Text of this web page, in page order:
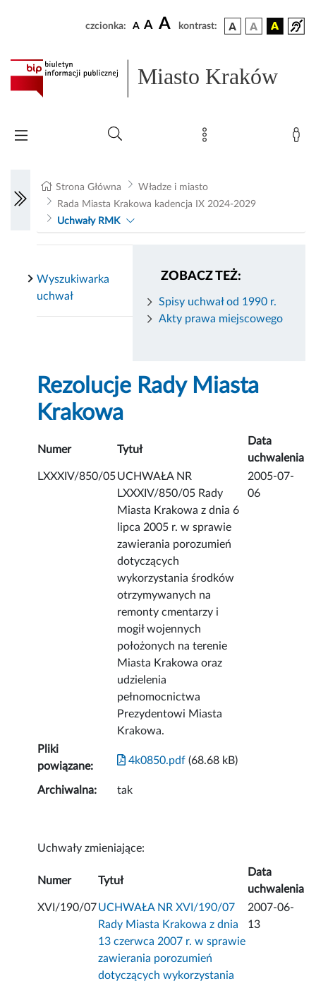
czcionka: A A A kontrast:
Miasto Kraków
Strona Główna
Władze i miasto
Rada Miasta Krakowa kadencja IX 2024-2029
Uchwały RMK
ZOBACZ TEŻ:
Spisy uchwał od 1990 r.
Akty prawa miejscowego
Wyszukiwarka
uchwał
Rezolucje Rady Miasta
Krakowa
Numer Tytuł
Data
uchwalenia
LXXXIV/850/05UCHWAŁA NR
LXXXIV/850/05 Rady
Miasta Krakowa z dnia 6
lipca 2005 r. w sprawie
zawierania porozumień
dotyczących
wykorzystania środków
otrzymywanych na
remonty cmentarzy i
mogił wojennych
położonych na terenie
Miasta Krakowa oraz
udzielenia
pełnomocnictwa
Prezydentowi Miasta
Krakowa.
2005-07-
06
Pliki
powiązane:
4k0850.pdf (68.68 kB)
Archiwalna: tak
Uchwały zmieniające:
Numer Tytuł
Data
uchwalenia
XVI/190/07UCHWAŁA NR XVI/190/07
Rady Miasta Krakowa z dnia
13 czerwca 2007 r. w sprawie
zawierania porozumień
dotyczących wykorzystania
2007-06-
13